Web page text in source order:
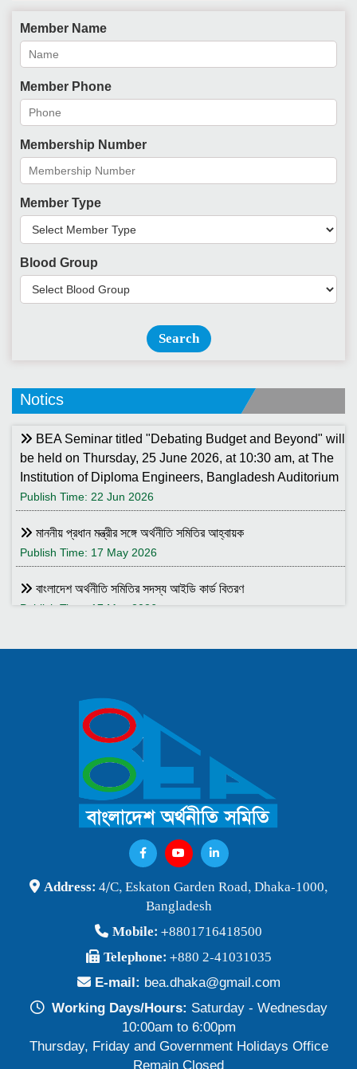
Member Name
Member Phone
Membership Number
Member Type
Blood Group
Search
Notics
BEA Seminar titled "Debating Budget and Beyond" will
be held on Thursday, 25 June 2026, at 10:30 am, at The
Institution of Diploma Engineers, Bangladesh Auditorium
Publish Time: 22 Jun 2026
মাননীয় প্রধান মন্ত্রীর সঙ্গে অর্থনীতি সমিতির আহ্বায়ক
Publish Time: 17 May 2026
বাংলাদেশ অর্থনীতি সমিতির সদস্য আইডি কার্ড বিতরণ
Publish Time: 17 May 2026
Publish Time: 25 Jan 2026
বাংলাদেশ অর্থনীতি সমিতি ও জগন্নাথ বিশ্ববিদ্যালয় যৌথ আয়োজনে
লোকবক্তৃা ২১ জানুয়ারি ২০২৬
Publish Time: 16 Jan 2026
বেগম খালেদা জিয়ার মৃত্যুতে বাংলাদেশ অর্থনীতি সমিতি গভীরভাবে শোকাহত
BEA Seminar 2025 "Debating Budget and Beyond" 21
June 2025, at 10:00 am, at the CIRDAP Auditorium
Publish Time: 16 Jun 2025
Publish Time: 19 May 2024
প্রাথমিক প্রার্থী তালিকা বাংলাদেশ অর্থনীতি সমিতি নির্বাচন-২০২৪
Publish Time: 17 May 2024
বাংলাদেশ অর্থনীতি সমিতির সদস্যপদ নবায়ন ও নতুন সদস্য অন্তর্ভুক্তি প্রসঙ্গে
Address: 4/C, Eskaton Garden Road, Dhaka-1000,
Bangladesh
Mobile: +8801716418500
Telephone: +880 2-41031035
E-mail: bea.dhaka@gmail.com
Working Days/Hours: Saturday - Wednesday
10:00am to 6:00pm
Thursday, Friday and Government Holidays Office
Remain Closed